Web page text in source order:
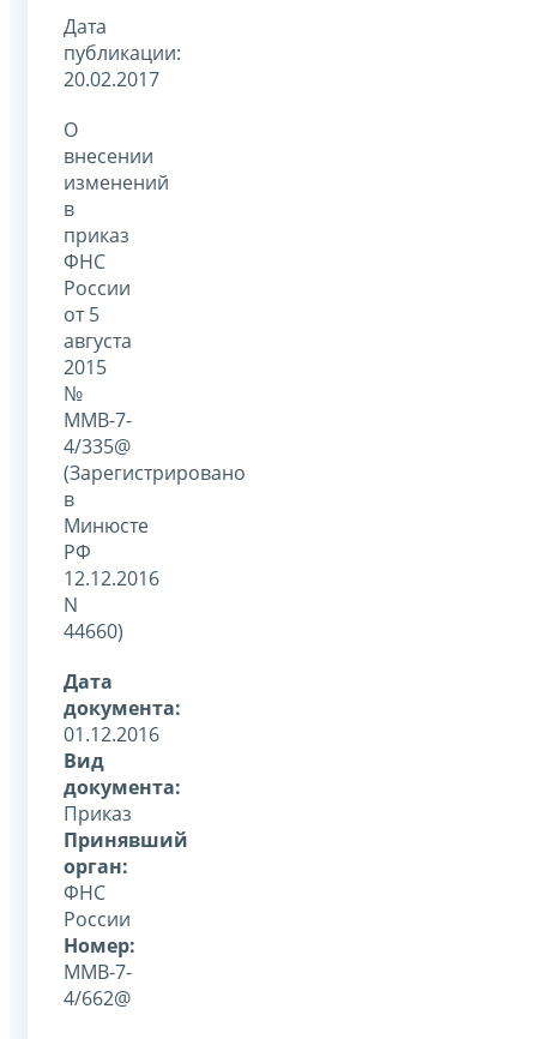
Дата
публикации:
20.02.2017
О
внесении
изменений
в
приказ
ФНС
России
от 5
августа
2015
№
ММВ-7-
4/335@
(Зарегистрировано
в
Минюсте
РФ
12.12.2016
N
44660)
Дата
документа:
01.12.2016
Вид
документа:
Приказ
Принявший
орган:
ФНС
России
Номер:
ММВ-7-
4/662@